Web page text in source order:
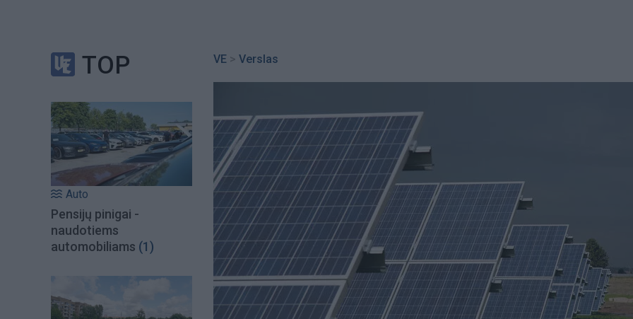
TOP
Auto
Pensijų pinigai -
naudotiems
automobiliams (1)
VE > Verslas